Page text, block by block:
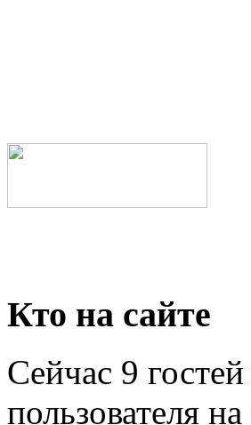
Кто на сайте
Сейчас 9
пользователя на